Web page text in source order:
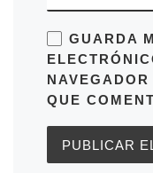
GUARDA
QUE